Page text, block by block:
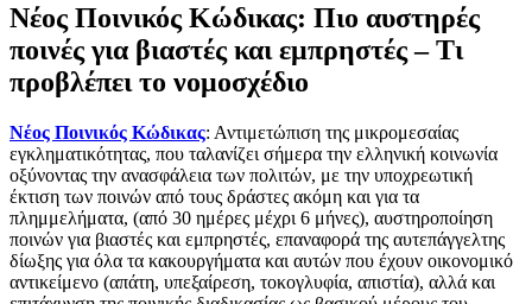
Νέος Ποινικός Κώδικας: Πιο αυστηρές
ποινές για βιαστές και εμπρηστές – Τι
προβλέπει το νομοσχέδιο
Νέος Ποινικός Κώδικας: Αντιμετώπιση της μικρομεσαίας
εγκληματικότητας, που ταλανίζει σήμερα την ελληνική κοινωνία
οξύνοντας την ανασφάλεια των πολιτών, με την υποχρεωτική
έκτιση των ποινών από τους δράστες ακόμη και για τα
πλημμελήματα, (από 30 ημέρες μέχρι 6 μήνες), αυστηροποίηση
ποινών για βιαστές και εμπρηστές, επαναφορά της αυτεπάγγελτης
δίωξης για όλα τα κακουργήματα και αυτών που έχουν οικονομικό
αντικείμενο (απάτη, υπεξαίρεση, τοκογλυφία, απιστία), αλλά και